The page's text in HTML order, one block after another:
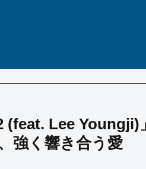
(feat. Lee Youngji)
強く響き合う愛